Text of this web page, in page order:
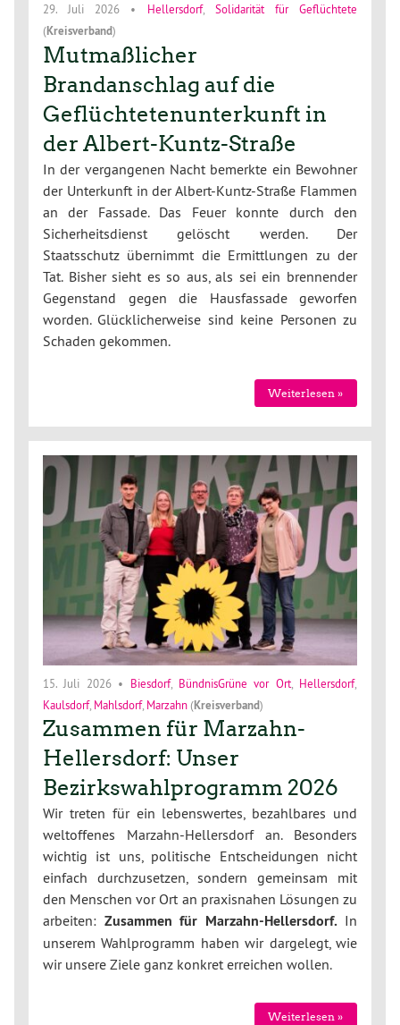
29. Juli 2026 • Hellersdorf, Solidarität für Geflüchtete
(Kreisverband)
Mutmaßlicher
Brandanschlag auf die
Geflüchtetenunterkunft in
der Albert-Kuntz-Straße
In der vergangenen Nacht bemerkte ein Bewohner
der Unterkunft in der Albert-Kuntz-Straße Flammen
an der Fassade. Das Feuer konnte durch den
Sicherheitsdienst gelöscht werden. Der
Staatsschutz übernimmt die Ermittlungen zu der
Tat. Bisher sieht es so aus, als sei ein brennender
Gegenstand gegen die Hausfassade geworfen
worden. Glücklicherweise sind keine Personen zu
Schaden gekommen.
Weiterlesen »
15. Juli 2026• Biesdorf, BündnisGrüne vor Ort, Hellersdorf,
Kaulsdorf, Mahlsdorf, Marzahn (Kreisverband)
Zusammen für Marzahn-
Hellersdorf: Unser
Bezirkswahlprogramm 2026
Wir treten für ein lebenswertes, bezahlbares und
weltoffenes Marzahn-Hellersdorf an. Besonders
wichtig ist uns, politische Entscheidungen nicht
einfach durchzusetzen, sondern gemeinsam mit
den Menschen vor Ort an praxisnahen Lösungen zu
arbeiten: Zusammen für Marzahn-Hellersdorf.In
unserem Wahlprogramm haben wir dargelegt, wie
wir unsere Ziele ganz konkret erreichen wollen.
Weiterlesen »